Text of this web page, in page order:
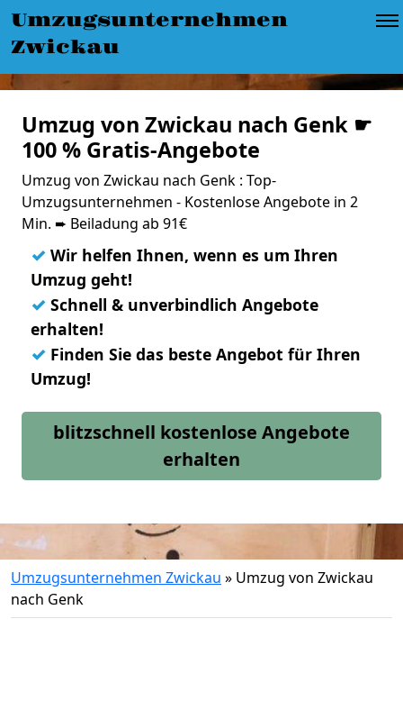
Umzugsunternehmen
Zwickau
Umzug von Zwickau nach Genk ☛
100 % Gratis-Angebote
Umzug von Zwickau nach Genk : Top-
Umzugsunternehmen - Kostenlose Angebote in 2
Min. ➨ Beiladung ab 91€
✓ Wir helfen Ihnen, wenn es um Ihren
Umzug geht!
✓ Schnell & unverbindlich Angebote
erhalten!
✓ Finden Sie das beste Angebot für Ihren
Umzug!
blitzschnell kostenlose Angebote
erhalten
Umzugsunternehmen Zwickau » Umzug von Zwickau
nach Genk